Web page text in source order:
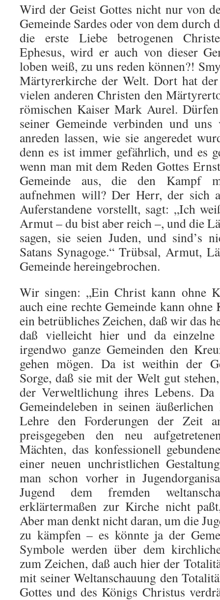
Wird der Geist Gottes nicht nur von
Gemeinde Sardes oder von dem durch
die erste Liebe betrogenen
Ephesus, wird er auch von dieser
loben weiß, zu uns reden können?!
Märtyrerkirche der Welt. Dort hat
vielen anderen Christen den
römischen Kaiser Mark Aurel.
seiner Gemeinde verbinden und
anreden lassen, wie sie angeredet
denn es ist immer gefährlich, und es
wenn man mit dem Reden Gottes
Gemeinde aus, die den Kampf
aufnehmen will? Der Herr, der sich
Auferstandene vorstellt, sagt: „Ich
Armut – du bist aber reich –, und die
sagen, sie seien Juden, und sind’s
Satans Synagoge.“ Trübsal, Armut,
Gemeinde hereingebrochen.
Wir singen: „Ein Christ kann ohne
auch eine rechte Gemeinde kann
ein betrübliches Zeichen, daß wir das
daß vielleicht hier und da einzelne
irgendwo ganze Gemeinden den
gehen mögen. Da ist weithin der
Sorge, daß sie mit der Welt gut
der Verweltlichung ihres Lebens.
Gemeindeleben in seinen
Lehre den Forderungen der Zeit
preisgegeben den neu
Mächten, das konfessionell
einer neuen unchristlichen
man schon vorher in
Jugend dem fremden
erklärtermaßen zur Kirche nicht
Aber man denkt nicht daran, um die
zu kämpfen – es könnte ja der
Symbole werden über dem
zum Zeichen, daß auch hier der
mit seiner Weltanschauung den
Gottes und des Königs Christus